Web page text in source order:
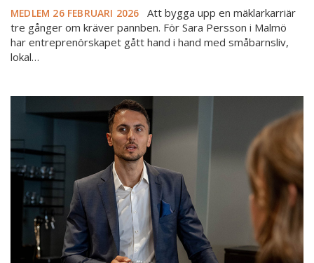
MEDLEM 26 FEBRUARI 2026
Att bygga upp en mäklarkarriär
tre gånger om kräver pannben. För Sara Persson i Malmö
har entreprenörskapet gått hand i hand med småbarnsliv,
lokal…
Veckans
medlemsröst
Aganovic:
Fastighetsmäklare
allsvensk
domare